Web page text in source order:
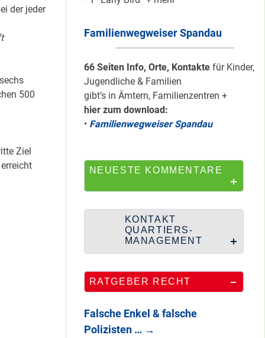
der jeder
500
Ziel
Familienwegweiser Spandau
66 Seiten Info, Orte, Kontakte für Kinder,
Jugendliche & Familien
gibt’s in Ämtern, Familienzentren +
hier zum download:
• Familienwegweiser Spandau
NEUESTE KOMMENTARE
KONTAKT
QUARTIERS-
MANAGEMENT
RATGEBER RECHT
Falsche Enkel & falsche
Polizisten … →
Lokale Register-
Anlaufstelle in
Staaken
Silber für
Bildungsnetz
HipHop-Video: Das
ist Mein Viertel!
Mit Mieter-Kohle
auf Senats-Kohle